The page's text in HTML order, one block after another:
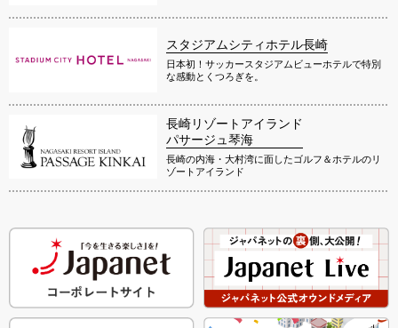
スタジアムシティホテル長崎
日本初！サッカースタジアムビューホテルで特別
な感動とくつろぎを。
長崎リゾートアイランド
パサージュ琴海
長崎の内海・大村湾に面したゴルフ＆ホテルのリ
ゾートアイランド